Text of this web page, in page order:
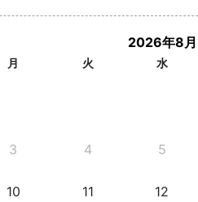
2026年8月
月 火 水
3 4 5
10 11 12